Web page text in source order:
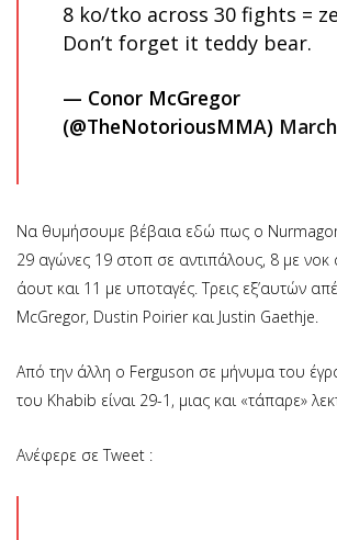
8 ko/tko across 30 fights =
Don’t forget it teddy bear.
— Conor McGregor
(@TheNotoriousMMA)
Να θυμήσουμε βέβαια εδώ πως ο
29 αγώνες 19 στοπ σε αντιπάλους, 8 με νοκ
άουτ και 11 με υποταγές. Τρεις εξ’αυτών
McGregor, Dustin Poirier και Justin Gaethje.
Από την άλλη ο Ferguson σε μήνυμα του
του Khabib είναι 29-1, μιας και «τάπαρε»
Ανέφερε σε Tweet :